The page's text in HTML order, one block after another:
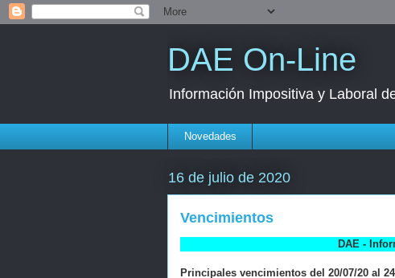
DAE On-Line
Información Impositiva y Laboral
Novedades
16 de julio de 2020
Vencimientos
DAE -
Principales vencimientos del 20/07/20 al